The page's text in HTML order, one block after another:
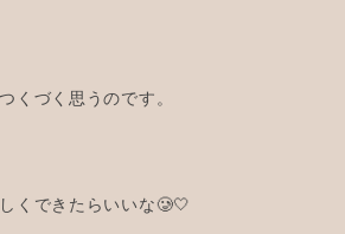
くづく思うのです。
くできたらいいな🥲🤍